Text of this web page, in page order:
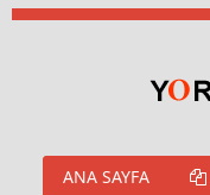
ANA SAYFA